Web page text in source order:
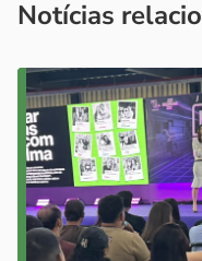
Notícias